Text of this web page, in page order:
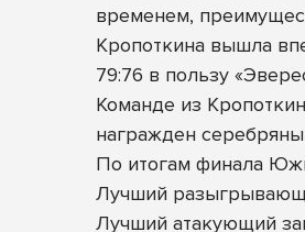
временем,
Кропоткина вышла
79:76 в пользу
Команде из
награжден
По итогам финала
Лучший
Лучший атакующий